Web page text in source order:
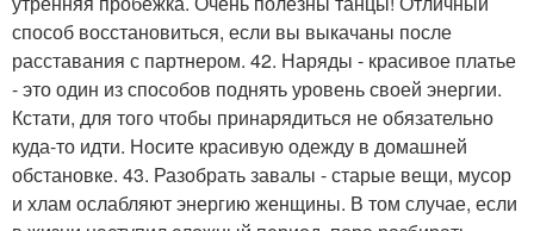
способ восстановиться, если вы выкачаны после
расставания с партнером. 42. Наряды - красивое платье
- это один из способов поднять уровень своей энергии.
Кстати, для того чтобы принарядиться не обязательно
куда-то идти. Носите красивую одежду в домашней
обстановке. 43. Разобрать завалы - старые вещи, мусор
и хлам ослабляют энергию женщины. В том случае, если